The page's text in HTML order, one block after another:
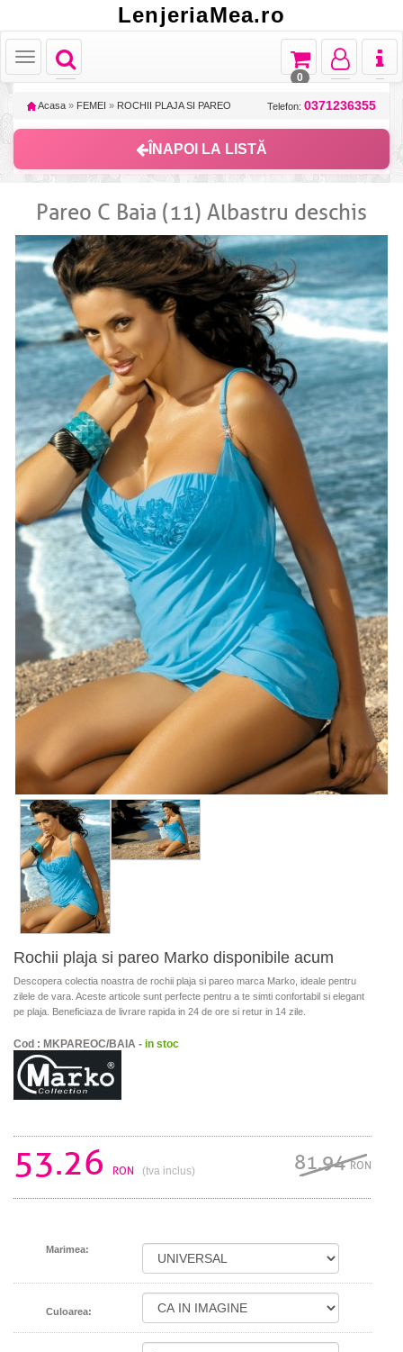
LenjeriaMea.ro
Toggle
navigation
Toggle
Toggle
navigation
Toggle
navigation
Toggle
navigation
0
Acasa » FEMEI » ROCHII PLAJA SI PAREO Telefon: 0371236355
ÎNAPOI LA LISTĂ
Pareo C Baia (11) Albastru deschis
Rochii plaja si pareo Marko disponibile acum
Descopera colectia noastra de rochii plaja si pareo marca Marko, ideale pentru
zilele de vara. Aceste articole sunt perfecte pentru a te simti confortabil si elegant
pe plaja. Beneficiaza de livrare rapida in 24 de ore si retur in 14 zile.
Cod : MKPAREOC/BAIA - in stoc
53.26 RON (tva inclus) 81.94RON
Marimea:
Culoarea: